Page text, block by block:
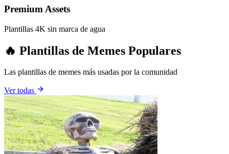
Premium Assets
Plantillas 4K sin marca de agua
🔥 Plantillas de Memes Populares
Las plantillas de memes más usadas por la comunidad
Ver todas